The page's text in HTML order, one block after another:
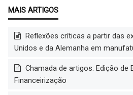
Reflexões críticas a partir das
Unidos e da Alemanha em
Chamada de artigos: Edição de
Financeirização